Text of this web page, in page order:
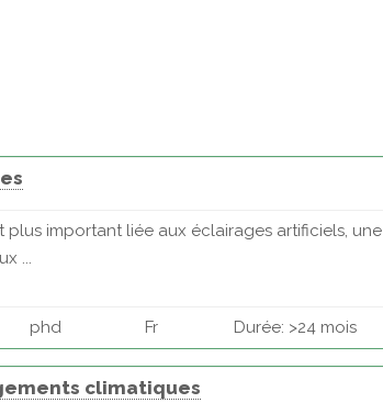
plus important liée aux éclairages artificiels, une
...
phd Fr Durée: >24 mois
climatiques